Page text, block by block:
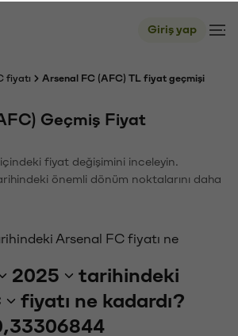
Giriş yap
fiyatı Arsenal FC (AFC) TL fiyat geçmişi
Geçmiş Fiyat
fiyat değişimini inceleyin.
önemli dönüm noktalarını daha
Arsenal FC fiyatı ne
2025
tarihindeki
fiyatı ne kadardı?